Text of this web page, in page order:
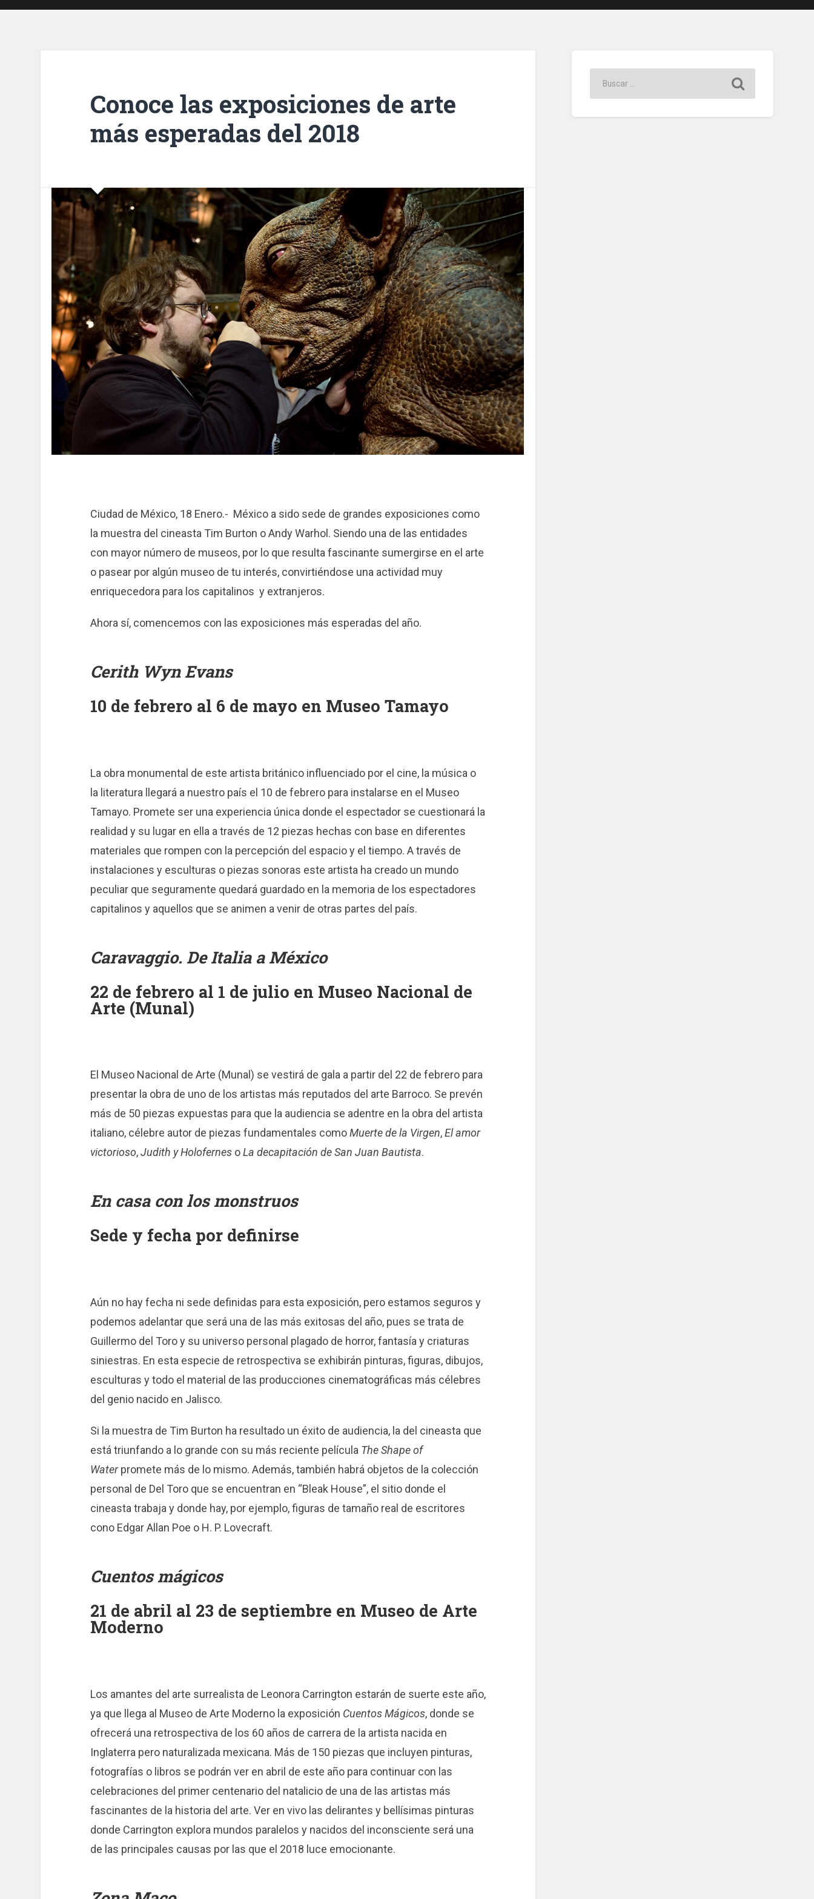
Conoce las exposiciones de arte
más esperadas del 2018
Ciudad de México, 18 Enero.- México a sido sede de grandes exposiciones como
la muestra del cineasta Tim Burton o Andy Warhol. Siendo una de las entidades
con mayor número de museos, por lo que resulta fascinante sumergirse en el arte
o pasear por algún museo de tu interés, convirtiéndose una actividad muy
enriquecedora para los capitalinos y extranjeros.
Ahora sí, comencemos con las exposiciones más esperadas del año.
Cerith Wyn Evans
10 de febrero al 6 de mayo en Museo Tamayo
La obra monumental de este artista británico influenciado por el cine, la música o
la literatura llegará a nuestro país el 10 de febrero para instalarse en el Museo
Tamayo. Promete ser una experiencia única donde el espectador se cuestionará la
realidad y su lugar en ella a través de 12 piezas hechas con base en diferentes
materiales que rompen con la percepción del espacio y el tiempo. A través de
instalaciones y esculturas o piezas sonoras este artista ha creado un mundo
peculiar que seguramente quedará guardado en la memoria de los espectadores
capitalinos y aquellos que se animen a venir de otras partes del país.
Caravaggio. De Italia a México
22 de febrero al 1 de julio en Museo Nacional de
Arte (Munal)
El Museo Nacional de Arte (Munal) se vestirá de gala a partir del 22 de febrero para
presentar la obra de uno de los artistas más reputados del arte Barroco. Se prevén
más de 50 piezas expuestas para que la audiencia se adentre en la obra del artista
italiano, célebre autor de piezas fundamentales comoMuerte de la Virgen,El amor
victorioso,Judith y HolofernesoLa decapitación de San Juan Bautista.
En casa con los monstruos
Sede y fecha por definirse
Aún no hay fecha ni sede definidas para esta exposición, pero estamos seguros y
podemos adelantar que será una de las más exitosas del año, pues se trata de
Guillermo del Toro y su universo personal plagado de horror, fantasía y criaturas
siniestras. En esta especie de retrospectiva se exhibirán pinturas, figuras, dibujos,
esculturas y todo el material de las producciones cinematográficas más célebres
del genio nacido en Jalisco.
Si la muestra de Tim Burton ha resultado un éxito de audiencia, la del cineasta que
está triunfando a lo grande con su más reciente película The Shape of
Waterpromete más de lo mismo. Además, también habrá objetos de la colección
personal de Del Toro que se encuentran en “Bleak House”, el sitio donde el
cineasta trabaja y donde hay, por ejemplo, figuras de tamaño real de escritores
cono Edgar Allan Poe o H. P. Lovecraft.
Cuentos mágicos
21 de abril al 23 de septiembre en Museo de Arte
Moderno
Los amantes del arte surrealista de Leonora Carrington estarán de suerte este año,
ya que llega al Museo de Arte Moderno la exposición Cuentos Mágicos, donde se
ofrecerá una retrospectiva de los 60 años de carrera de la artista nacida en
Inglaterra pero naturalizada mexicana. Más de 150 piezas que incluyen pinturas,
fotografías o libros se podrán ver en abril de este año para continuar con las
celebraciones del primer centenario del natalicio de una de las artistas más
fascinantes de la historia del arte. Ver en vivo las delirantes y bellísimas pinturas
donde Carrington explora mundos paralelos y nacidos del inconsciente será una
de las principales causas por las que el 2018 luce emocionante.